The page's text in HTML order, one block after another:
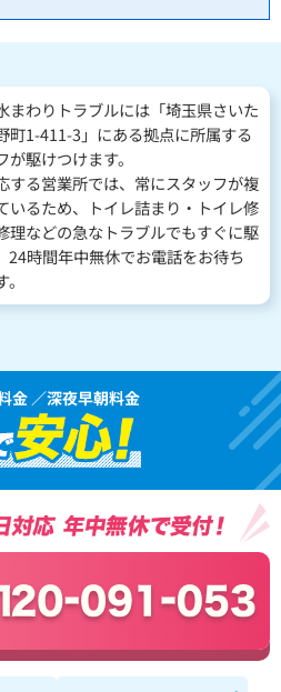
まわりトラブルには「埼玉県さいた
町1-411-3」にある拠点に所属する
駆けつけます。
する営業所では、常にスタッフが複
いるため、トイレ詰まり・トイレ修
理などの急なトラブルでもすぐに駆
24時間年中無休でお電話をお待ち
金 ／深夜早朝料金